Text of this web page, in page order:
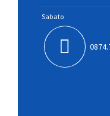
Venerdì
Sabato